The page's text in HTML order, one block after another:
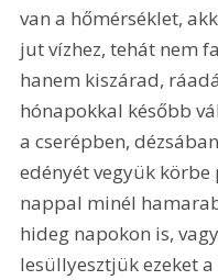
van a hőmérséklet,
jut vízhez, tehát nem
hanem kiszárad,
hónapokkal később
a cserépben,
edényét vegyük
nappal minél
hideg napokon is,
lesüllyesztjük ezeket